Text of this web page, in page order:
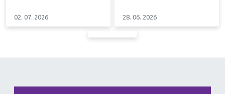
02. 07. 2026 28. 06. 2026